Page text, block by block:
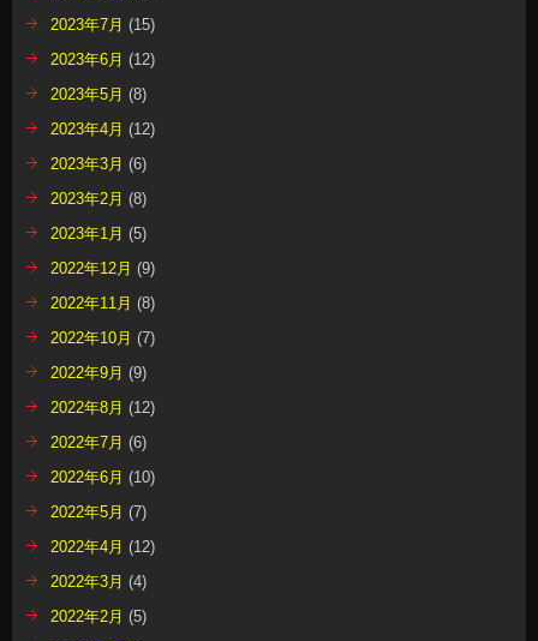
2023年7月 (15)
2023年6月 (12)
2023年5月 (8)
2023年4月 (12)
2023年3月 (6)
2023年2月 (8)
2023年1月 (5)
2022年12月 (9)
2022年11月 (8)
2022年10月 (7)
2022年9月 (9)
2022年8月 (12)
2022年7月 (6)
2022年6月 (10)
2022年5月 (7)
2022年4月 (12)
2022年3月 (4)
2022年2月 (5)